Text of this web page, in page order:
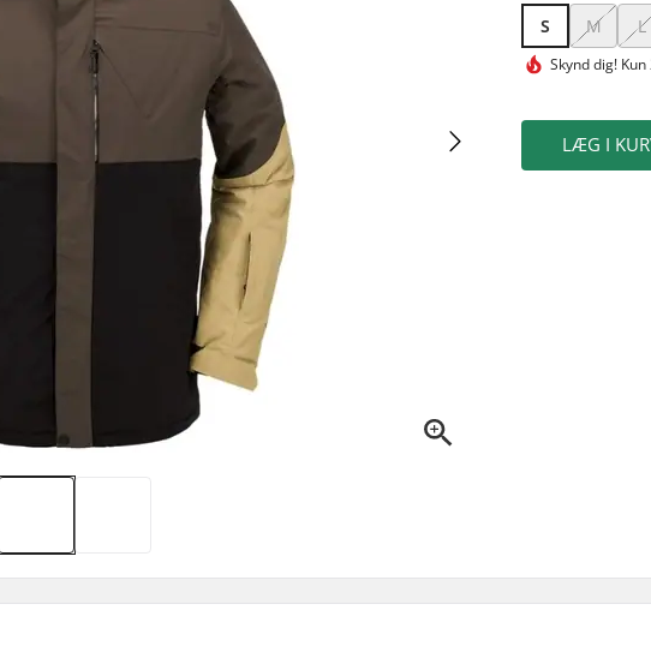
S M L
Skynd dig!
LÆG I